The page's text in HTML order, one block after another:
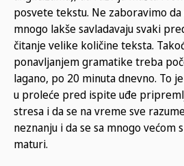
posvete tekstu. Ne zaboravimo
mnogo lakše savladavaju svaki
čitanje velike količine teksta.
ponavljanjem gramatike treba
lagano, po 20 minuta dnevno. To
u proleće pred ispite uđe
stresa i da se na vreme sve
neznanju i da se sa mnogo većom
maturi.